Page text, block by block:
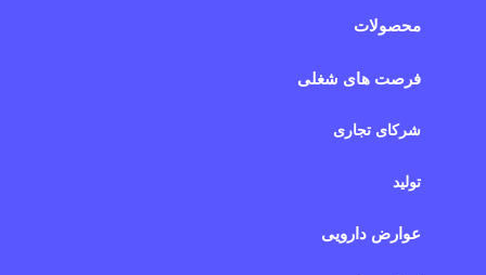
محصولات
فرصت های شغلی
شرکای تجاری
تولید
عوارض دارویی